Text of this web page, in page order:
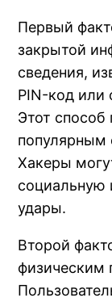
Первый
закрытой
сведения,
PIN-код или
Этот
популярным
Хакеры
социальную
удары.
Второй
физическим